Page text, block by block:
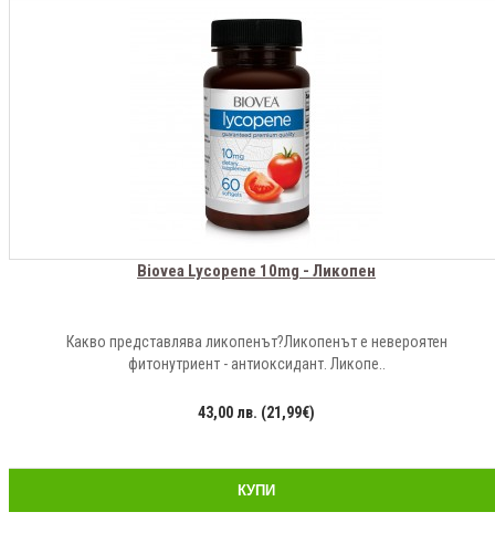
Biovea Lycopene 10mg - Ликопен
Какво представлява ликопенът?Ликопенът е невероятен
фитонутриент - антиоксидант. Ликопе..
43,00 лв. (21,99€)
КУПИ